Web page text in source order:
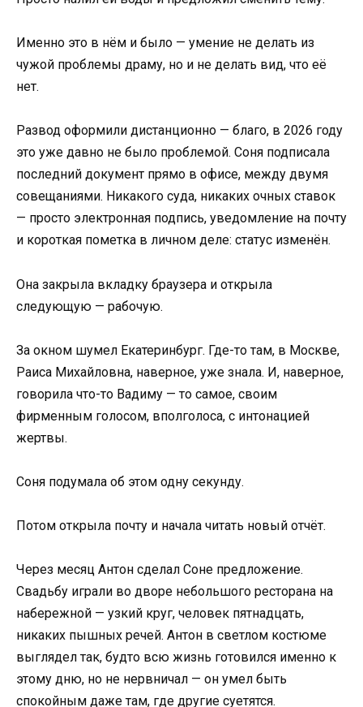
Именно это в нём и было — умение не делать из
чужой проблемы драму, но и не делать вид, что её
нет.
Развод оформили дистанционно — благо, в 2026 году
это уже давно не было проблемой. Соня подписала
последний документ прямо в офисе, между двумя
совещаниями. Никакого суда, никаких очных ставок
— просто электронная подпись, уведомление на почту
и короткая пометка в личном деле: статус изменён.
Она закрыла вкладку браузера и открыла
следующую — рабочую.
За окном шумел Екатеринбург. Где-то там, в Москве,
Раиса Михайловна, наверное, уже знала. И, наверное,
говорила что-то Вадиму — то самое, своим
фирменным голосом, вполголоса, с интонацией
жертвы.
Соня подумала об этом одну секунду.
Потом открыла почту и начала читать новый отчёт.
Через месяц Антон сделал Соне предложение.
Свадьбу играли во дворе небольшого ресторана на
набережной — узкий круг, человек пятнадцать,
никаких пышных речей. Антон в светлом костюме
выглядел так, будто всю жизнь готовился именно к
этому дню, но не нервничал — он умел быть
спокойным даже там, где другие суетятся.